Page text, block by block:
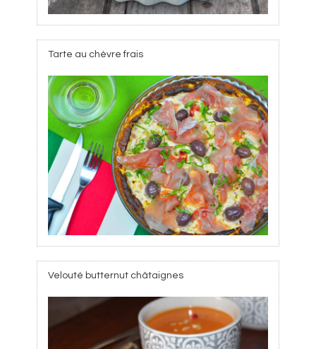
Tarte au chèvre frais
Velouté butternut châtaignes